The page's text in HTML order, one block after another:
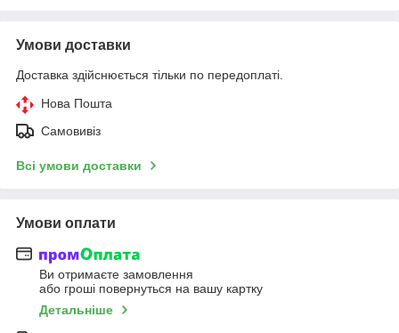
Умови доставки
Доставка здійснюється тільки по передоплаті.
Нова Пошта
Самовивіз
Всі умови доставки
Умови оплати
Ви отримаєте замовлення
або гроші повернуться на вашу картку
Детальніше